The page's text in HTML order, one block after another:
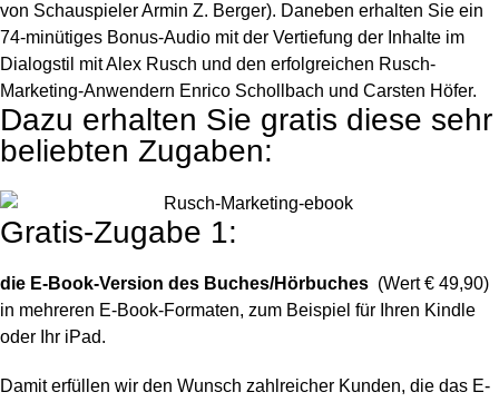
von Schauspieler Armin Z. Berger). Daneben erhalten Sie ein
74-minütiges Bonus-Audio mit der Vertiefung der Inhalte im
Dialogstil mit Alex Rusch und den erfolgreichen Rusch-
Marketing-Anwendern Enrico Schollbach und Carsten Höfer.
Dazu erhalten Sie gratis diese sehr
beliebten Zugaben:
Gratis-Zugabe 1:
die E-Book-Version des Buches/Hörbuches (Wert € 49,90)
in mehreren E-Book-Formaten, zum Beispiel für Ihren Kindle
oder Ihr iPad.
Damit erfüllen wir den Wunsch zahlreicher Kunden, die das E-